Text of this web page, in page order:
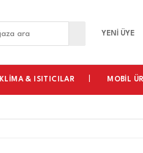
YENİ ÜYE
KLİMA & ISITICILAR MOBİL